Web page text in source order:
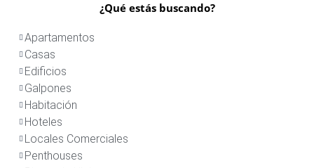
¿Qué estás buscando?
Apartamentos
Casas
Edificios
Galpones
Habitación
Hoteles
Locales Comerciales
Penthouses